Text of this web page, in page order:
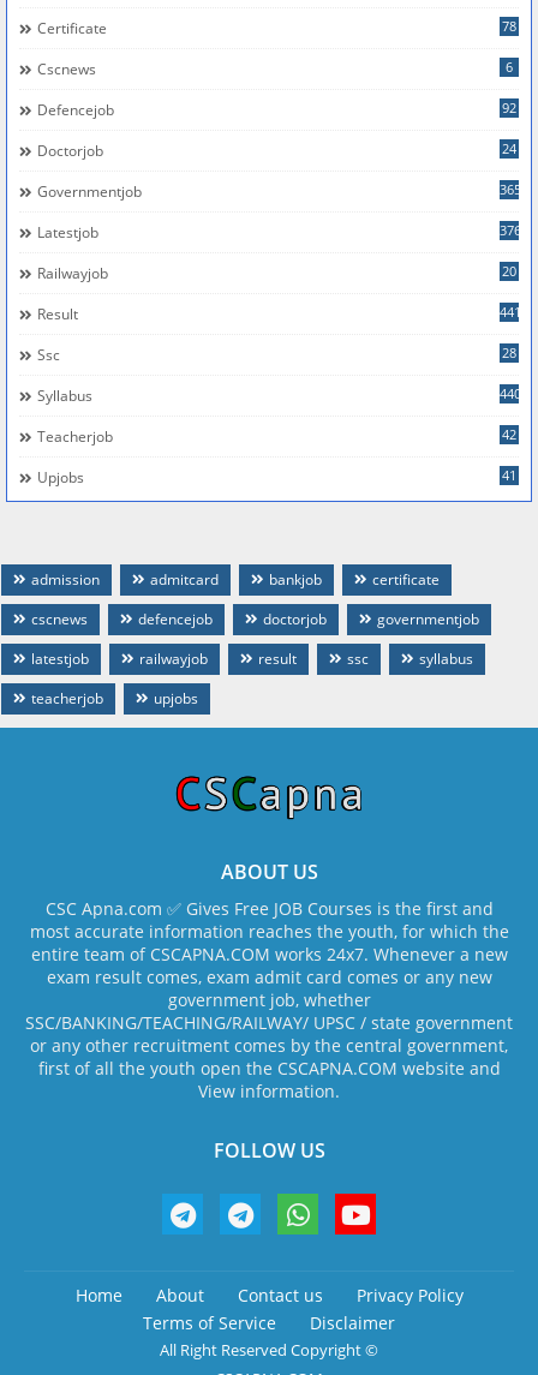
Certificate 78
Cscnews 6
Defencejob 92
Doctorjob 24
Governmentjob 365
Latestjob 376
Railwayjob 20
Result 441
Ssc 28
Syllabus 440
Teacherjob 42
Upjobs 41
admission admitcard bankjob
certificate
cscnews
defencejob doctorjob
governmentjob
latestjob
railwayjob result ssc
syllabus
teacherjob
upjobs
ABOUT US
CSC Apna.com ✅ Gives Free JOB Courses is the first and
most accurate information reaches the youth, for which the
entire team of CSCAPNA.COM works 24x7. Whenever a new
exam result comes, exam admit card comes or any new
government job, whether
SSC/BANKING/TEACHING/RAILWAY/ UPSC / state government
or any other recruitment comes by the central government,
first of all the youth open the CSCAPNA.COM website and
View information.
FOLLOW US
Home About Contact us
Privacy Policy
Terms of Service
Disclaimer
All Right Reserved Copyright ©